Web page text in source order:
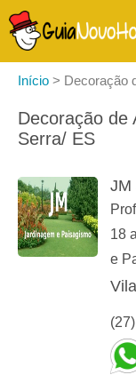
Início > Decoração
Decoração de
Serra/ ES
JM
18
e